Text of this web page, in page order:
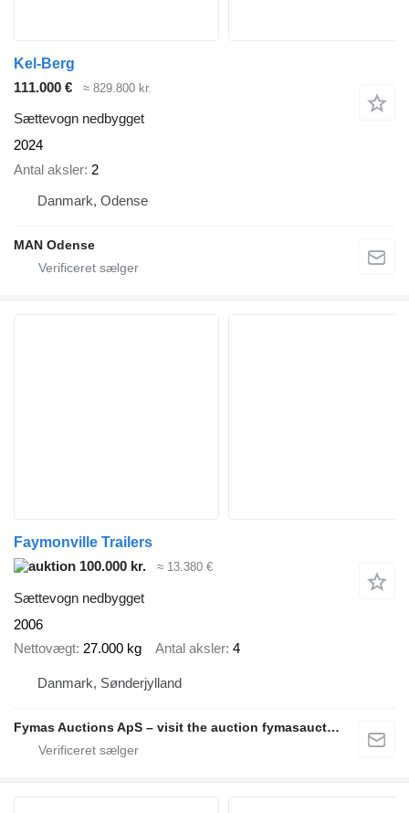
Kel-Berg
111.000 €
≈ 829.800 kr.
Sættevogn nedbygget
2024
Antal aksler 2
Danmark, Odense
MAN Odense
Faymonville Trailers
100.000 kr.
≈ 13.380 €
Sættevogn nedbygget
2006
Nettovægt 27.000 kg Antal aksler 4
Danmark, Sønderjylland
Fymas Auctions ApS – visit the auction fymasauctions.dk